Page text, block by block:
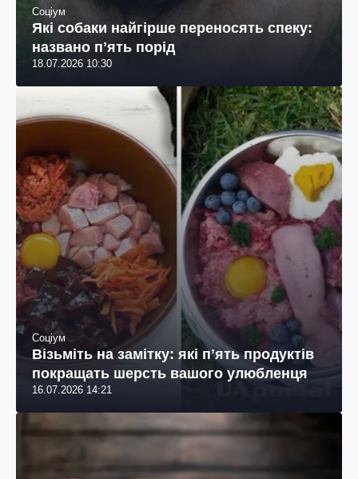
Соціум
Які собаки найгірше переносять спеку:
названо пʼять порід
18.07.2026 10:30
Соціум
Візьміть на замітку: які пʼять продуктів
покращать шерсть вашого улюбленця
16.07.2026 14:21